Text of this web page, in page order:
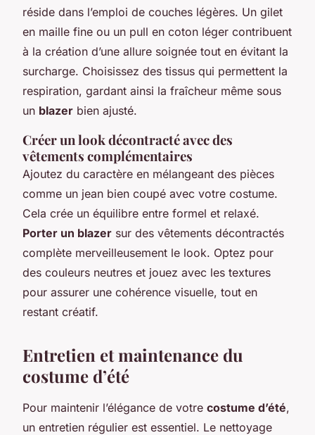
réside dans l’emploi de couches légères. Un gilet
en maille fine ou un pull en coton léger contribuent
à la création d’une allure soignée tout en évitant la
surcharge. Choisissez des tissus qui permettent la
respiration, gardant ainsi la fraîcheur même sous
un blazer bien ajusté.
Créer un look décontracté avec des
vêtements complémentaires
Ajoutez du caractère en mélangeant des pièces
comme un jean bien coupé avec votre costume.
Cela crée un équilibre entre formel et relaxé.
Porter un blazer sur des vêtements décontractés
complète merveilleusement le look. Optez pour
des couleurs neutres et jouez avec les textures
pour assurer une cohérence visuelle, tout en
restant créatif.
Entretien et maintenance du
costume d’été
Pour maintenir l’élégance de votre costume d’été,
un entretien régulier est essentiel. Le nettoyage